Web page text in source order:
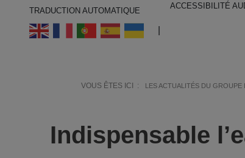
TRADUCTION AUTOMATIQUE
ACCESSIBILITÉ
VOUS ÊTES ICI : LES ACTUALITÉS DU GROUPE
Indispensable